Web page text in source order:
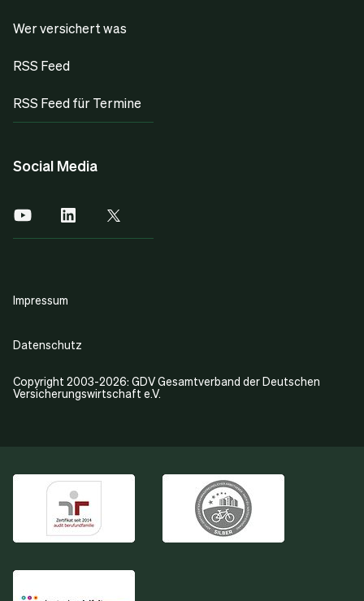
Wer versichert was
RSS Feed
RSS Feed für Termine
Social Media
Copyright 2003-2026: GDV Gesamtverband der Deutschen
Versicherungswirtschaft e.V.
Impressum
Datenschutz